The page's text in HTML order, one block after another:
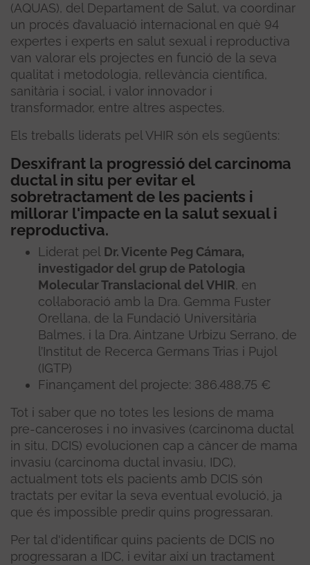
(AQUAS), del Departament de Salut, va coordinar
un procés d’avaluació internacional en què 94
expertes i experts en salut sexual i reproductiva
van valorar els projectes en funció de la seva
qualitat i metodologia, rellevància científica,
sanitària i social, i valor innovador i
transformador, entre altres aspectes.
Els treballs liderats pel VHIR són els següents:
Desxifrant la progressió del carcinoma
ductal in situ per evitar el
sobretractament de les pacients i
millorar l'impacte en la salut sexual i
reproductiva.
Liderat pel Dr. Vicente Peg Cámara,
investigador del grup de Patologia
Molecular Translacional del VHIR, en
col·laboració amb la Dra. Gemma Fuster
Orellana, de la Fundació Universitària
Balmes, i la Dra. Aintzane Urbizu Serrano, de
l’Institut de Recerca Germans Trias i Pujol
(IGTP)
Finançament del projecte: 386.488,75 €
Tot i saber que no totes les lesions de mama
pre-canceroses i no invasives (carcinoma ductal
in situ, DCIS) evolucionen cap a càncer de mama
invasiu (carcinoma ductal invasiu, IDC),
actualment tots els pacients amb DCIS són
tractats per evitar la seva eventual evolució, ja
que és impossible predir quins progressaran.
Per tal d'identificar quins pacients de DCIS no
progressaran a IDC, i evitar així un tractament